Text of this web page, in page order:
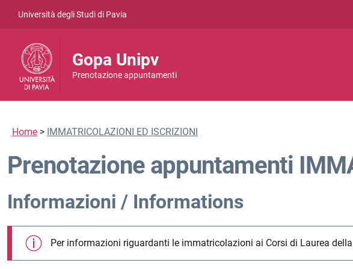
Vai al contenuto
Università degli Studi di Pavia
Gopa Unipv
Prenotazione appuntamenti
Home > IMMATRICOLAZIONI ED ISCRIZIONI
Prenotazione appuntamenti
Informazioni / Informations
Per informazioni riguardanti le immatricolazioni ai Corsi di Laurea